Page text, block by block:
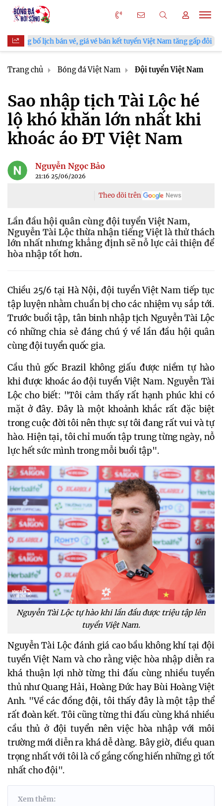
bán vé, giá vé bán kết tuyển Việt Nam tăng gấp đôi
Trang chủ Bóng đá Việt Nam Đội tuyển Việt Nam
Sao nhập tịch Tài Lộc hé
lộ khó khăn lớn nhất khi
khoác áo ĐT Việt Nam
Nguyễn Ngọc Bảo
21:16 25/06/2026
Theo dõi trên
Lần đầu hội quân cùng đội tuyển Việt Nam,
Nguyễn Tài Lộc thừa nhận tiếng Việt là thử thách
lớn nhất nhưng khẳng định sẽ nỗ lực cải thiện để
hòa nhập tốt hơn.
Chiều 25/6 tại Hà Nội, đội tuyển Việt Nam tiếp tục
tập luyện nhằm chuẩn bị cho các nhiệm vụ sắp tới.
Trước buổi tập, tân binh nhập tịch Nguyễn Tài Lộc
có những chia sẻ đáng chú ý về lần đầu hội quân
cùng đội tuyển quốc gia.
Cầu thủ gốc Brazil không giấu được niềm tự hào
khi được khoác áo đội tuyển Việt Nam. Nguyễn Tài
Lộc cho biết: "Tôi cảm thấy rất hạnh phúc khi có
mặt ở đây. Đây là một khoảnh khắc rất đặc biệt
trong cuộc đời tôi nên thực sự tôi đang rất vui và tự
hào. Hiện tại, tôi chỉ muốn tập trung từng ngày, nỗ
lực hết sức mình trong mỗi buổi tập".
Nguyễn Tài Lộc tự hào khi lần đầu được triệu tập lên
tuyển Việt Nam.
Nguyễn Tài Lộc đánh giá cao bầu không khí tại đội
tuyển Việt Nam và cho rằng việc hòa nhập diễn ra
khá thuận lợi nhờ từng thi đấu cùng nhiều tuyển
thủ như Quang Hải, Hoàng Đức hay Bùi Hoàng Việt
Anh. "Về các đồng đội, tôi thấy đây là một tập thể
rất đoàn kết. Tôi cũng từng thi đấu cùng khá nhiều
cầu thủ ở đội tuyển nên việc hòa nhập với môi
trường mới diễn ra khá dễ dàng. Bây giờ, điều quan
trọng nhất với tôi là cố gắng cống hiến những gì tốt
nhất cho đội".
Xem thêm: